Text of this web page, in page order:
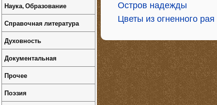
Остров надежды
Цветы из огненного рая
Наука, Образование
Справочная литература
Духовность
Документальная
Прочее
Поэзия